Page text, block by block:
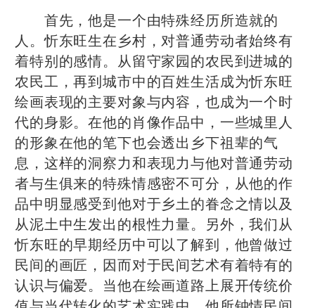
首先，他是一个由特殊经历所造就的
人。忻东旺生在乡村，对普通劳动者始终有
着特别的感情。从留守家园的农民到进城的
农民工，再到城市中的百姓生活成为忻东旺
绘画表现的主要对象与内容，也成为一个时
代的身影。在他的肖像作品中，一些城里人
的形象在他的笔下也会透出乡下祖辈的气
息，这样的洞察力和表现力与他对普通劳动
者与生俱来的特殊情感密不可分，从他的作
品中明显感受到他对于乡土的眷念之情以及
从泥土中生发出的根性力量。另外，我们从
忻东旺的早期经历中可以了解到，他曾做过
民间的画匠，因而对于民间艺术有着特有的
认识与偏爱。当他在绘画道路上展开传统价